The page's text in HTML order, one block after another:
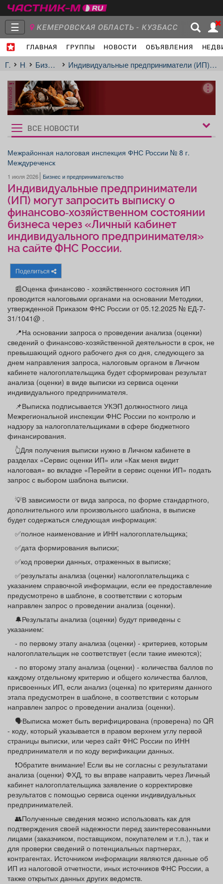
☰ КЕМЕРОВСКАЯ ОБЛАСТЬ - КУЗБАСС
ГЛАВНАЯ ГРУППЫ НОВОСТИ ОБЪЯВЛЕНИЯ
Главная
Объявления Недвижимость Услуги
Афиша Обучение Проекты
Товары
ТВ программа Я - пенсионер
ГлавнаяНовости
Бизнес и предпринимательство Индивидуальные предприниматели (ИП) могут запросить выписку о финансово‑хозяйственном состоянии бизнеса через «Личный кабинет индивидуального предпринимателя» на сайте ФНС России.
реклама
Рукбрики
новостей
ВСЕ НОВОСТИ
Межрайонная налоговая инспекция ФНС России № 8 г.
Междуреченск
1 июля 2026 Бизнес и предпринимательство
Индивидуальные предприниматели
(ИП) могут запросить выписку о
финансово‑хозяйственном состоянии
бизнеса через «Личный кабинет
индивидуального предпринимателя»
на сайте ФНС России.
Поделиться
📰Оценка финансово - хозяйственного состояния ИП
проводится налоговыми органами на основании Методики,
утвержденной Приказом ФНС России от 05.12.2025 № ЕД-7-
31/1041@ .
📍На основании запроса о проведении анализа (оценки)
сведений о финансово-хозяйственной деятельности в срок, не
превышающий одного рабочего дня со дня, следующего за
днем направления запроса, налоговым органом в Личном
кабинете налогоплательщика будет сформирован результат
анализа (оценки) в виде выписки из сервиса оценки
индивидуального предпринимателя.
📌Выписка подписывается УКЭП должностного лица
Межрегиональной инспекции ФНС России по контролю и
надзору за налогоплательщиками в сфере бюджетного
финансирования.
👆Для получения выписки нужно в Личном кабинете в
разделах «Сервис оценки ИП» или «Как меня видит
налоговая» во вкладке «Перейти в сервис оценки ИП» подать
запрос с выбором шаблона выписки.
💡В зависимости от вида запроса, по форме стандартного,
дополнительного или произвольного шаблона, в выписке
будет содержаться следующая информация:
✅полное наименование и ИНН налогоплательщика;
✅дата формирования выписки;
✅код проверки данных, отраженных в выписке;
✅результаты анализа (оценки) налогоплательщика с
указанием справочной информации, если ее предоставление
предусмотрено в шаблоне, в соответствии с которым
направлен запрос о проведении анализа (оценки).
🔔Результаты анализа (оценки) будут приведены с
указанием:
- по первому этапу анализа (оценки) - критериев, которым
налогоплательщик не соответствует (если такие имеются);
- по второму этапу анализа (оценки) - количества баллов по
каждому отдельному критерию и общего количества баллов,
присвоенных ИП, если анализ (оценка) по критериям данного
этапа предусмотрен в шаблоне, в соответствии с которым
направлен запрос о проведении анализа (оценки).
🗣Выписка может быть верифицирована (проверена) по QR
- коду, который указывается в правом верхнем углу первой
страницы выписки, или через сайт ФНС России по ИНН
предпринимателя и по коду верификации данных.
❗Обратите внимание! Если вы не согласны с результатами
анализа (оценки) ФХД, то вы вправе направить через Личный
кабинет налогоплательщика заявление о корректировке
результатов с помощью сервиса оценки индивидуальных
предпринимателей.
👥Полученные сведения можно использовать как для
подтверждения своей надежности перед заинтересованными
лицами (заказчиком, поставщиком, покупателем и т.п.), так и
для проверки сведений о потенциальных партнерах,
контрагентах. Источником информации являются данные об
ИП из налоговой отчетности, иных источников ФНС России, а
также открытых данных других ведомств.